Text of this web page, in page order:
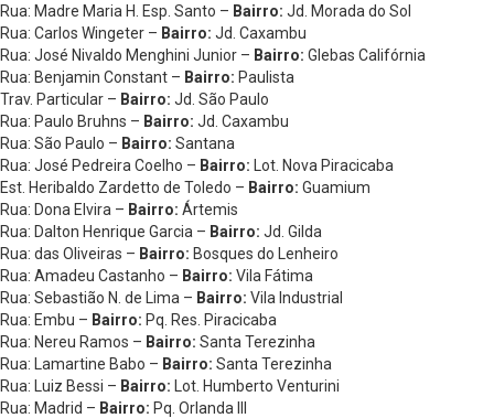
Rua: Madre Maria H. Esp. Santo – Bairro: Jd. Morada do Sol
Rua: Carlos Wingeter – Bairro: Jd. Caxambu
Rua: José Nivaldo Menghini Junior – Bairro: Glebas Califórnia
Rua: Benjamin Constant – Bairro: Paulista
Trav. Particular – Bairro: Jd. São Paulo
Rua: Paulo Bruhns – Bairro: Jd. Caxambu
Rua: São Paulo – Bairro: Santana
Rua: José Pedreira Coelho – Bairro: Lot. Nova Piracicaba
Est. Heribaldo Zardetto de Toledo – Bairro: Guamium
Rua: Dona Elvira – Bairro: Ártemis
Rua: Dalton Henrique Garcia – Bairro: Jd. Gilda
Rua: das Oliveiras – Bairro: Bosques do Lenheiro
Rua: Amadeu Castanho – Bairro: Vila Fátima
Rua: Sebastião N. de Lima – Bairro: Vila Industrial
Rua: Embu – Bairro: Pq. Res. Piracicaba
Rua: Nereu Ramos – Bairro: Santa Terezinha
Rua: Lamartine Babo – Bairro: Santa Terezinha
Rua: Luiz Bessi – Bairro: Lot. Humberto Venturini
Rua: Madrid – Bairro: Pq. Orlanda III